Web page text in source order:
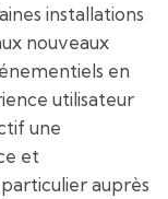
installations
nouveaux
en
utilisateur
une
et
auprès